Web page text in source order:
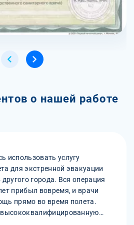
о нашей работе
использовать услугу
для экстренной эвакуации
города. Вся операция
прибыл вовремя, и врачи
прямо во время полета.